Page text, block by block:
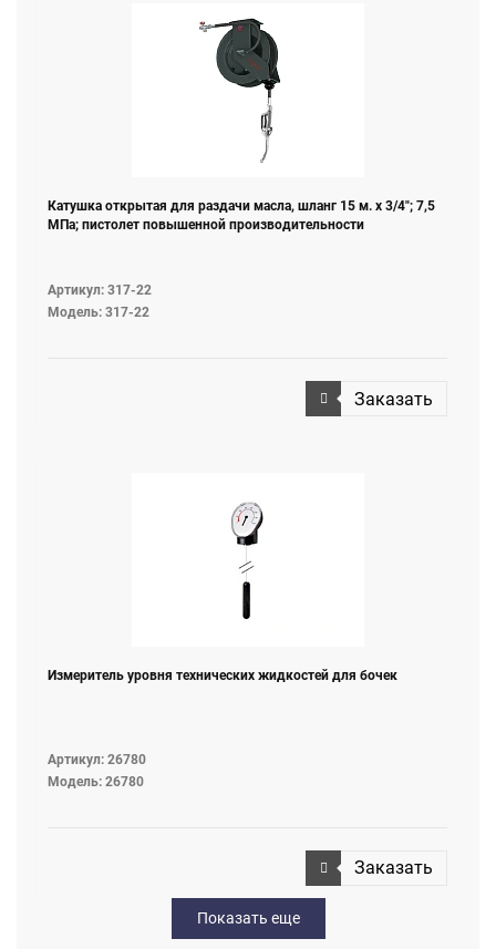
Катушка открытая для раздачи масла, шланг 15 м. х 3/4"; 7,5
МПа; пистолет повышенной производительности
Артикул: 317-22
Модель: 317-22
Заказать
Измеритель уровня технических жидкостей для бочек
Артикул: 26780
Модель: 26780
Заказать
Показать еще